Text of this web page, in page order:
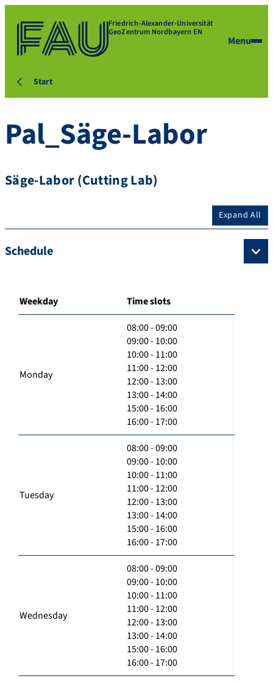
Friedrich-Alexander-Universität
GeoZentrum Nordbayern EN
Menu
Start
Pal_Säge-Labor
Säge-Labor (Cutting Lab)
Expand All
Schedule
Weekday Time slots
Monday
08:00 - 09:00
09:00 - 10:00
10:00 - 11:00
11:00 - 12:00
12:00 - 13:00
13:00 - 14:00
15:00 - 16:00
16:00 - 17:00
Tuesday
08:00 - 09:00
09:00 - 10:00
10:00 - 11:00
11:00 - 12:00
12:00 - 13:00
13:00 - 14:00
15:00 - 16:00
16:00 - 17:00
Wednesday
08:00 - 09:00
09:00 - 10:00
10:00 - 11:00
11:00 - 12:00
12:00 - 13:00
13:00 - 14:00
15:00 - 16:00
16:00 - 17:00